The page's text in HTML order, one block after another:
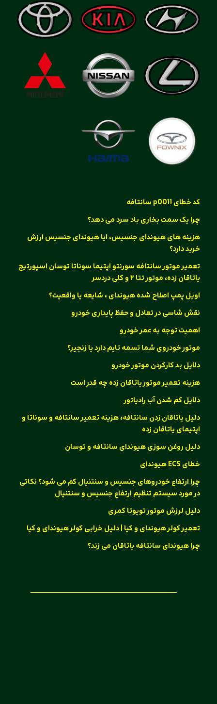
کد خطای p0011 سانتافه
چرا یک سمت بخاری باد سرد می دهد؟
هزینه های هیوندای جنسیس، ایا هیوندای جنسیس ارزش
خرید دارد؟
تعمیر موتور سانتافه سورنتو اپتیما سوناتا توسان اسپورتیج
یاتاقان زده، موتور تتا ۲ و کلی دردسر
اویل پمپ اصلاح شده هیوندای ، شایعه یا واقعیت؟
نقش شاسی در تعادل و حفظ پایداری خودرو
اهمیت توجه به عمر خودرو
موتور خودروی شما تسمه تایم دارد یا زنجیر؟
دلایل بد کارکردن موتور خودرو
هزینه تعمیر موتور یاتاقان زده چه قدر است
دلایل کم شدن آب رادیاتور
دلیل یاتاقان زدن سانتافه، هزینه تعمیر سانتافه و سوناتا و
اپتیمای یاتاقان زده
دلیل روغن سوزی هیوندای سانتافه و توسان
خطای ECS هیوندای
چرا ارتفاع خودروهای جنسیس و سنتنیال کم می شود؟ نکاتی
در مورد سیستم تنظیم ارتفاع جنسیس و سنتنیال
دلیل لرزش موتور تویوتا کمری
تعمیر کولر هیوندای و کیا | دلیل خرابی کولر هیوندای و کیا
چرا هیوندای سانتافه یاتاقان می زند؟